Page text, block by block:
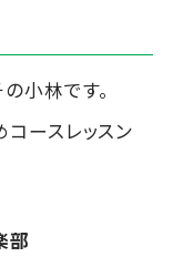
小林です。
ースレッスン
部